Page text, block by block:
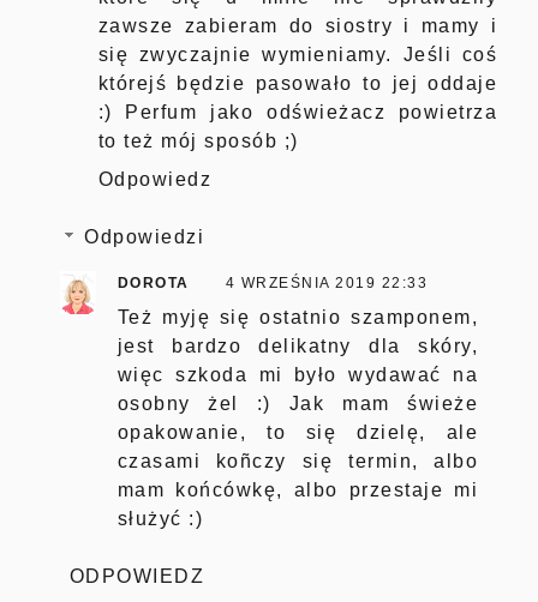
zawsze zabieram do siostry i mamy i
się zwyczajnie wymieniamy. Jeśli coś
którejś będzie pasowało to jej oddaje
:) Perfum jako odświeżacz powietrza
to też mój sposób ;)
Odpowiedz
Odpowiedzi
DOROTA 4 WRZEŚNIA 2019 22:33
Też myję się ostatnio szamponem,
jest bardzo delikatny dla skóry,
więc szkoda mi było wydawać na
osobny żel :) Jak mam świeże
opakowanie, to się dzielę, ale
czasami koñczy się termin, albo
mam końcówkę, albo przestaje mi
służyć :)
ODPOWIEDZ